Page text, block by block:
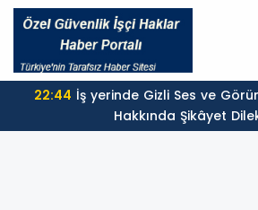
22:44
Hakkında Şikâyet